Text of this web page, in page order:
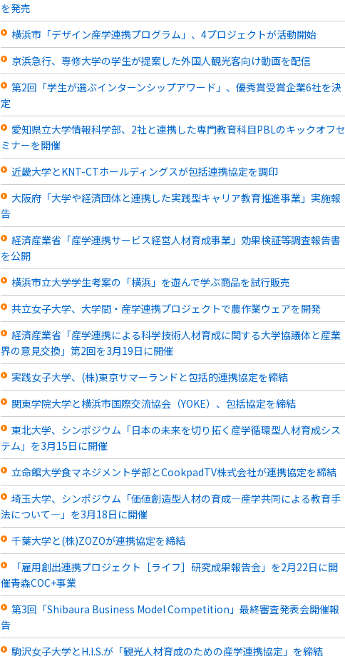
を発売
横浜市「デザイン産学連携プログラム」、4プロジェクトが活動開始
京浜急行、専修大学の学生が提案した外国人観光客向け動画を配信
第2回「学生が選ぶインターンシップアワード」、優秀賞受賞企業6社を決
定
愛知県立大学情報科学部、2社と連携した専門教育科目PBLのキックオフセ
ミナーを開催
近畿大学とKNT-CTホールディングスが包括連携協定を調印
大阪府「大学や経済団体と連携した実践型キャリア教育推進事業」実施報
告
経済産業省「産学連携サービス経営人材育成事業」効果検証等調査報告書
を公開
横浜市立大学学生考案の「横浜」を遊んで学ぶ商品を試行販売
共立女子大学、大学間・産学連携プロジェクトで農作業ウェアを開発
経済産業省「産学連携による科学技術人材育成に関する大学協議体と産業
界の意見交換」第2回を3月19日に開催
実践女子大学、(株)東京サマーランドと包括的連携協定を締結
関東学院大学と横浜市国際交流協会（YOKE）、包括協定を締結
東北大学、シンポジウム「日本の未来を切り拓く産学循環型人材育成シス
テム」を3月15日に開催
立命館大学食マネジメント学部とCookpadTV株式会社が連携協定を締結
埼玉大学、シンポジウム「価値創造型人材の育成―産学共同による教育手
法について―」を3月18日に開催
千葉大学と(株)ZOZOが連携協定を締結
「雇用創出連携プロジェクト［ライフ］研究成果報告会」を2月22日に開
催――青森COC+事業
第3回「Shibaura Business Model Competition」最終審査発表会開催報
告
駒沢女子大学とH.I.S.が「観光人材育成のための産学連携協定」を締結